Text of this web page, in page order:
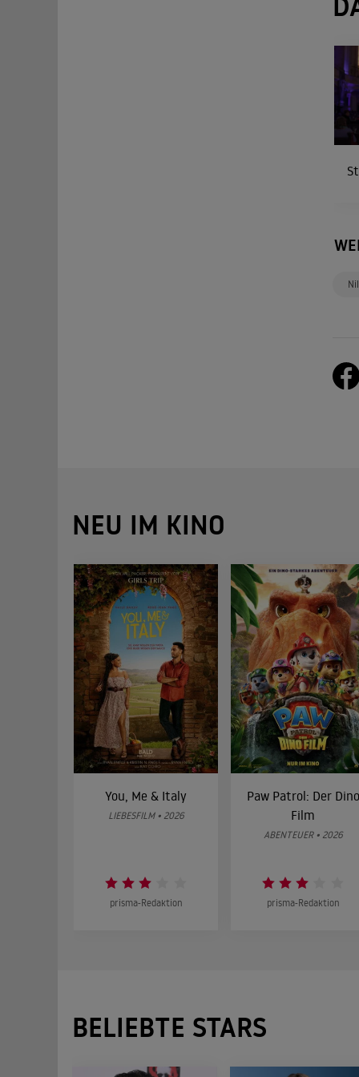
NEU IM KINO
You, Me & Italy
LIEBESFILM • 2026
prisma-Redaktion
Paw Patrol: Der Dino
Film
ABENTEUER • 2026
prisma-Redaktion
BELIEBTE STARS